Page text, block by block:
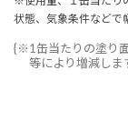
状態、気象条件などで
{※1缶当たりの塗り
等により増減しま